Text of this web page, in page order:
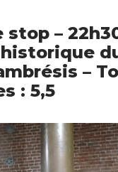
–
–
: 5,5